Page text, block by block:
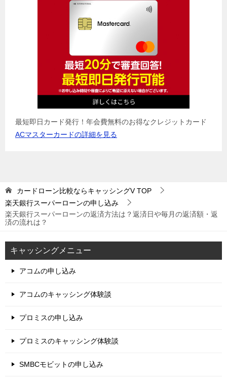
最短即日カード発行！年会費無料のお得なクレジットカード
ACマスターカードの詳細を見る
カードローン比較ならキャッシングVTOP
楽天銀行スーパーローンの申し込み
楽天銀行スーパーローンの返済方法は？返済日や毎月の返済額・返
済の流れは？
キャッシングメニュー
アコムの申し込み
アコムのキャッシング体験談
プロミスの申し込み
プロミスのキャッシング体験談
SMBCモビットの申し込み